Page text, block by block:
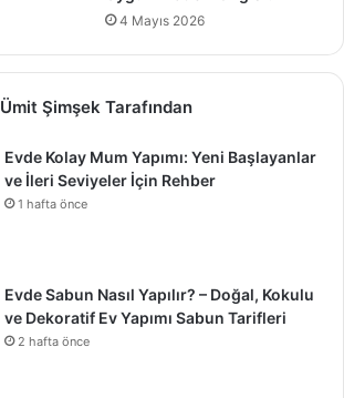
4 Mayıs 2026
Ümit Şimşek Tarafından
Evde Kolay Mum Yapımı: Yeni Başlayanlar
ve İleri Seviyeler İçin Rehber
1 hafta önce
Evde Sabun Nasıl Yapılır? – Doğal, Kokulu
ve Dekoratif Ev Yapımı Sabun Tarifleri
2 hafta önce